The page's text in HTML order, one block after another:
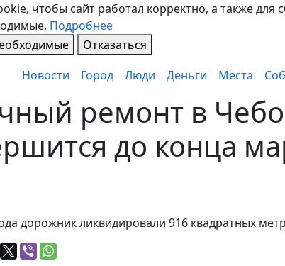
чтобы сайт работал корректно, а также для
Подробнее
Отказаться
Новости
Город Люди Деньги Места
ремонт в
до конца
дорожник ликвидировали 916 квадратных